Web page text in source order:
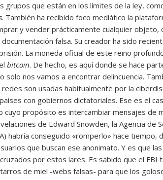
grupos que están en los límites de la ley,
. También ha recibido foco mediático la
y vender prácticamente cualquier objeto,
falsa. Su creador ha sido
La moneda oficial de este reino
bitcoin. De hecho, es aquí donde se hace
solo nos vamos a encontrar delincuencia.
son usadas habitualmente por la
con gobiernos dictatoriales. Ese es el
cuyo propósito es intercambiar mensajes de
de Edward Snowden, la Agencia de
habría conseguido «romperlo» hace tiempo,
que buscan ese anonimato. Y es que
por estos lares. Es sabido que el FBI
de miel -webs falsas- para que los